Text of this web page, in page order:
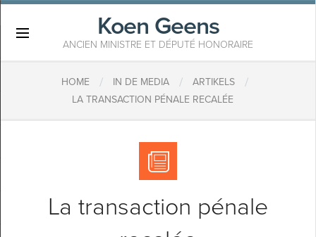
Koen Geens
ANCIEN MINISTRE ET DÉPUTÉ HONORAIRE
HOME / IN DE MEDIA / ARTIKELS /
LA TRANSACTION PÉNALE RECALÉE
La transaction pénale